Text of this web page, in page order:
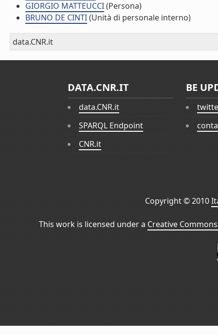
GIORGIO MATTEUCCI(Persona)
BRUNO DE CINTI(Unità di personale interno)
data.CNR.it
DATA.CNR.IT
data.CNR.it
SPARQL Endpoint
CNR.it
BE
Copyright © 2010
This work is licensed under a Creative